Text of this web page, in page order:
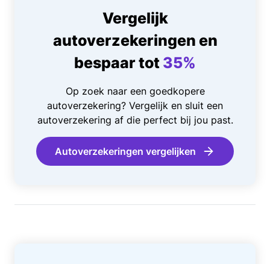
Vergelijk
autoverzekeringen en
bespaar tot 35%
Op zoek naar een goedkopere
autoverzekering? Vergelijk en sluit een
autoverzekering af die perfect bij jou past.
Autoverzekeringen vergelijken